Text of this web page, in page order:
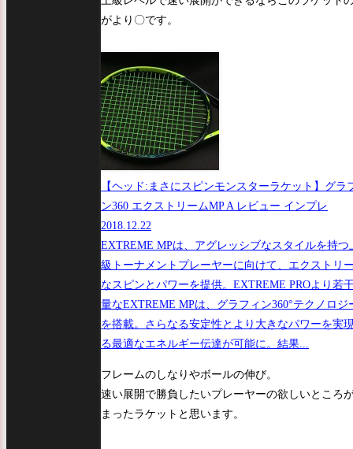
がより〇です。
【ヘッド:まさにスピンモンスターラケット】グラ
ン360 エクストリームMP A レビュー インプレ
2018.12.22
EXTREME MPは、アグレッシブなスタイルを持つ
級トーナメントプレーヤーに向けて、エクストリ
なスピンとパワーを提供。EXTREME PROより若
量なEXTREME MPは、グラフィン360°テクノロジ
を搭載。さらなる安定性とより大きなパワーを実
る最適なエネルギー伝達が可能に。結果...
フレームのしなりやボールの伸び。
速い展開で勝負したいプレーヤーの欲しいところ
まったラケットと思います。